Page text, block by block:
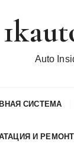
Auto
СИСТЕМА
И РЕМОНТ